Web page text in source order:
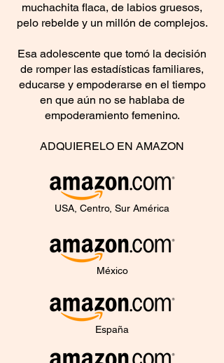
muchachita flaca, de labios gruesos,
pelo rebelde y un millón de complejos.
Esa adolescente que tomó la decisión
de romper las estadísticas familiares,
educarse y empoderarse en el tiempo
en que aún no se hablaba de
empoderamiento femenino.
ADQUIERELO EN AMAZON
USA, Centro, Sur América
México
España